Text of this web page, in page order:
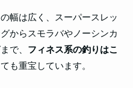
幅は広く、スーパースレッ
からスモラバやノーシンカ
で、 フィネス系の釣りはこ
も重宝しています。